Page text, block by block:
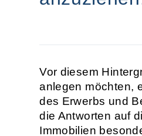
Vor diesem
anlegen möchten,
des Erwerbs und
die Antworten auf
Immobilien